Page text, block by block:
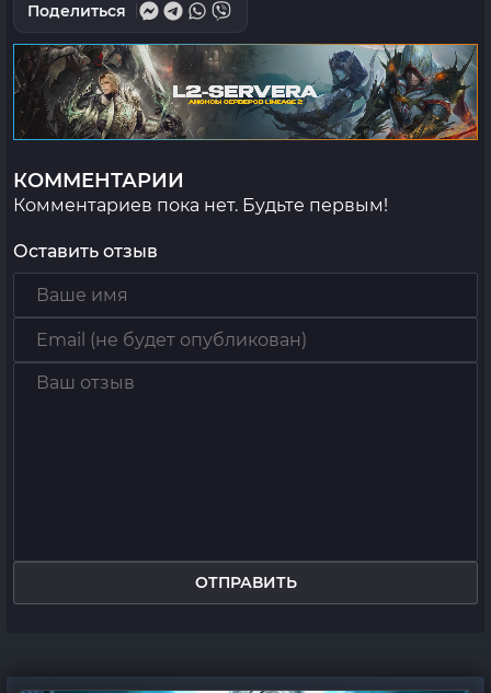
Поделиться
КОММЕНТАРИИ
Комментариев пока нет. Будьте первым!
Оставить отзыв
ОТПРАВИТЬ